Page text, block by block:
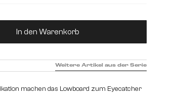
Gib den gewünschten Wert
In den Warenkorb
machen das Lowboard zum Eyecatcher
Weitere Artikel aus der Serie